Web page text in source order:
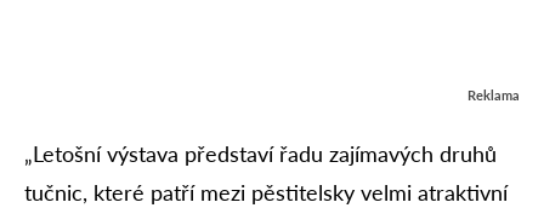
Reklama
„Letošní výstava představí řadu zajímavých druhů
tučnic, které patří mezi pěstitelsky velmi atraktivní